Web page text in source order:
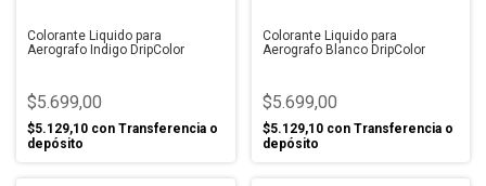
Colorante Liquido para
Aerografo Indigo DripColor
$5.699,00
$5.129,10 con Transferencia o
depósito
Colorante Liquido para
Aerografo Blanco DripColor
$5.699,00
$5.129,10 con Transferencia o
depósito